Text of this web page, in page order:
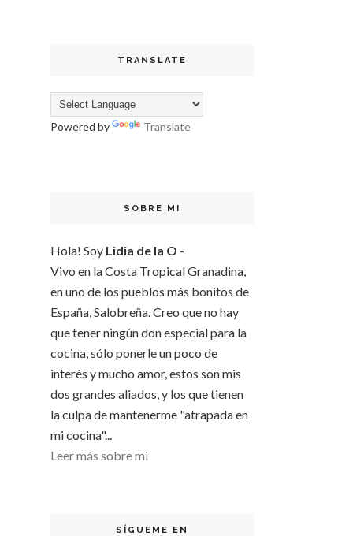
TRANSLATE
Powered by Translate
SOBRE MI
Hola! Soy Lidia de la O -
Vivo en la Costa Tropical Granadina,
en uno de los pueblos más bonitos de
España, Salobreña. Creo que no hay
que tener ningún don especial para la
cocina, sólo ponerle un poco de
interés y mucho amor, estos son mis
dos grandes aliados, y los que tienen
la culpa de mantenerme "atrapada en
mi cocina"...
Leer más sobre mi
SÍGUEME EN